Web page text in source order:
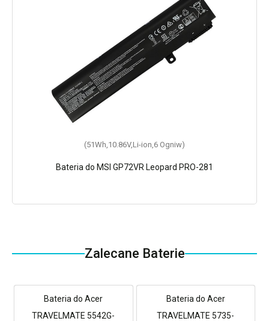
(51Wh,10.86V,Li-ion,6 Ogniw)
Bateria do MSI GP72VR Leopard PRO-281
Zalecane Baterie
Bateria do Acer
TRAVELMATE 5542G-
Bateria do Acer
TRAVELMATE 5735-